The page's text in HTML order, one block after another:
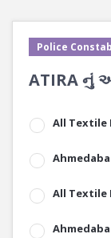
Police
ATIRA નું
All Textile
All Textile